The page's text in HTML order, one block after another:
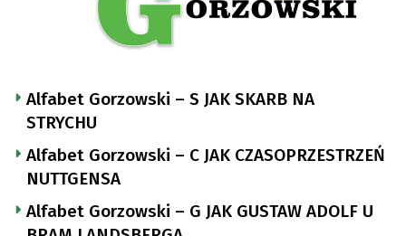
Alfabet Gorzowski – S JAK SKARB NA
STRYCHU
Alfabet Gorzowski – C JAK CZASOPRZESTRZEŃ
NUTTGENSA
Alfabet Gorzowski – G JAK GUSTAW ADOLF U